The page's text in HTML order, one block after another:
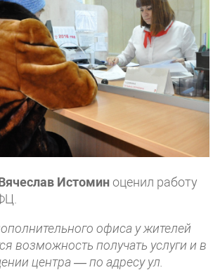
Истоминоценил работу
офиса у жителей
возможность получать услуги и в
центра — по адресу ул.